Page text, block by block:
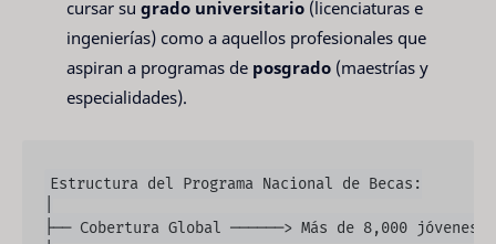
cursar su grado universitario (licenciaturas e
ingenierías) como a aquellos profesionales que
aspiran a programas de posgrado (maestrías y
especialidades).
Estructura del Programa Nacional de Becas:
├── Cobertura Global ──────> Más de 8,000